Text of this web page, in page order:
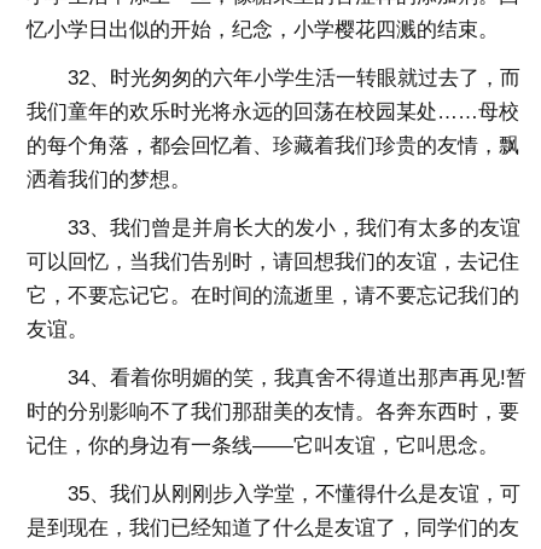
忆小学日出似的开始，纪念，小学樱花四溅的结束。
32、时光匆匆的六年小学生活一转眼就过去了，而
我们童年的欢乐时光将永远的回荡在校园某处……母校
的每个角落，都会回忆着、珍藏着我们珍贵的友情，飘
洒着我们的梦想。
33、我们曾是并肩长大的发小，我们有太多的友谊
可以回忆，当我们告别时，请回想我们的友谊，去记住
它，不要忘记它。在时间的流逝里，请不要忘记我们的
友谊。
34、看着你明媚的笑，我真舍不得道出那声再见!暂
时的分别影响不了我们那甜美的友情。各奔东西时，要
记住，你的身边有一条线——它叫友谊，它叫思念。
35、我们从刚刚步入学堂，不懂得什么是友谊，可
是到现在，我们已经知道了什么是友谊了，同学们的友